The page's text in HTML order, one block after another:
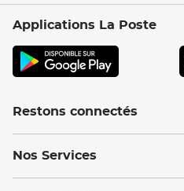
Applications La Poste
Restons connectés
Nos Services